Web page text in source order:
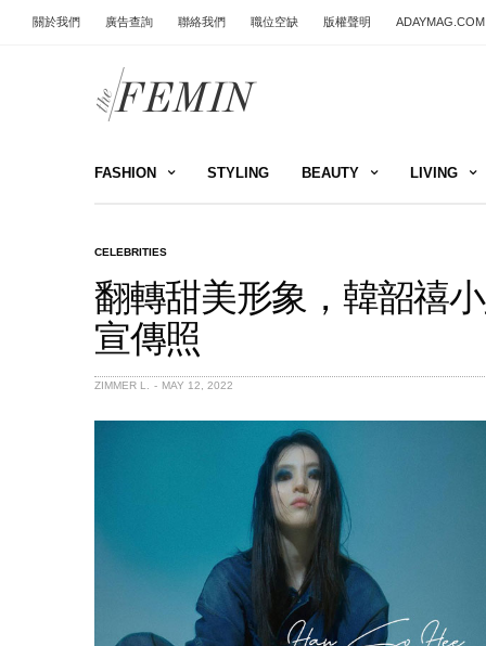
關於我們 廣告查詢 聯絡我們 職位空缺 版權聲明 ADAYMAG.COM
FASHION STYLING BEAUTY LIVING
CELEBRITIES
翻轉甜美形象，韓韶禧
宣傳照
ZIMMER L. MAY 12, 2022